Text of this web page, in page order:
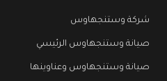
شركة وستنجهاوس
صيانة وستنجهاوس الرئيسي
صيانة وستنجهاوس وعناوينها